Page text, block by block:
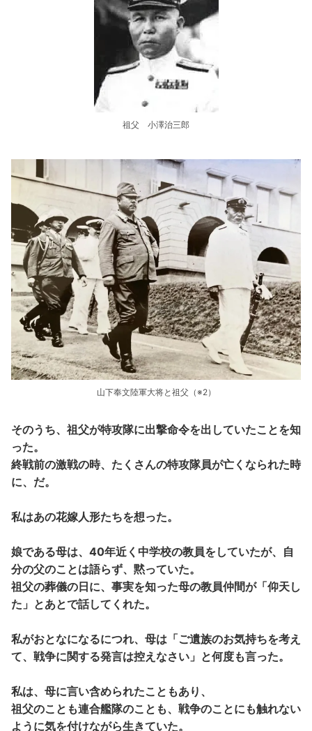
祖父 小澤治三郎
山下奉文陸軍大将と祖父（※2）
そのうち、祖父が特攻隊に出撃命令を出していたことを知
った。
終戦前の激戦の時、たくさんの特攻隊員が亡くなられた時
に、だ。
私はあの花嫁人形たちを想った。
娘である母は、40年近く中学校の教員をしていたが、自
分の父のことは語らず、黙っていた。
祖父の葬儀の日に、事実を知った母の教員仲間が「仰天し
た」とあとで話してくれた。
私がおとなになるにつれ、母は「ご遺族のお気持ちを考え
て、戦争に関する発言は控えなさい」と何度も言った。
私は、母に言い含められたこともあり、
祖父のことも連合艦隊のことも、戦争のことにも触れない
ように気を付けながら生きていた。